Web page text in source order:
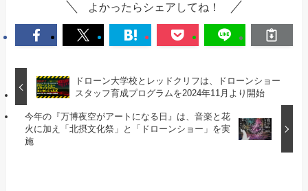
よかったらシェアしてね！
ドローン大学校とレッドクリフは、ドローンショー
スタッフ育成プログラムを2024年11月より開始
今年の『万博夜空がアートになる日』は、音楽と花
火に加え「北摂文化祭」と「ドローンショー」を実
施